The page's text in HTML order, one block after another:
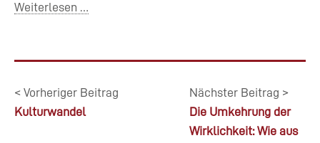
Weiterlesen …
< Vorheriger Beitrag
Kulturwandel
Nächster Beitrag >
Die Umkehrung der
Wirklichkeit: Wie aus